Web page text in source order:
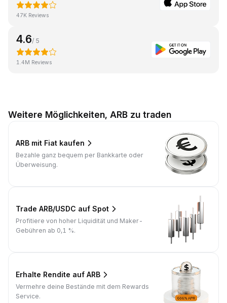
47K Reviews
4.6/ 5
1.4M Reviews
Weitere Möglichkeiten, ARB zu traden
ARB mit Fiat kaufen
Bezahle ganz bequem per Bankkarte oder
Überweisung.
Trade ARB/USDC auf Spot
Profitiere von hoher Liquidität und Maker-
Gebühren ab 0,1 %.
Erhalte Rendite auf ARB
Vermehre deine Bestände mit dem Rewards
Service.